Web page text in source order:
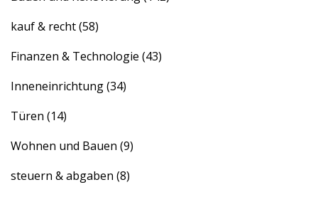
kauf & recht(58)
Finanzen & Technologie (43)
Inneneinrichtung(34)
Türen (14)
Wohnen und Bauen (9)
steuern & abgaben (8)